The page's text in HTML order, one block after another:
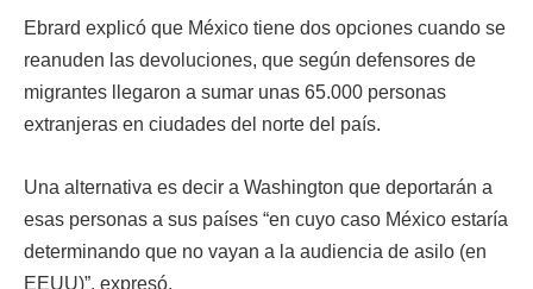
Ebrard explicó que México tiene dos opciones cuando se
reanuden las devoluciones, que según defensores de
migrantes llegaron a sumar unas 65.000 personas
extranjeras en ciudades del norte del país.
Una alternativa es decir a Washington que deportarán a
esas personas a sus países “en cuyo caso México estaría
determinando que no vayan a la audiencia de asilo (en
EEUU)”, expresó.